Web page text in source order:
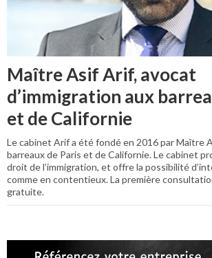
Maître Asif Arif, avocat
d’immigration aux
et de Californie
Le cabinet Arif a été fondé en 2016 par Maître
barreaux de Paris et de Californie. Le cabinet
droit de l’immigration, et offre la possibilité
comme en contentieux. La première
gratuite.